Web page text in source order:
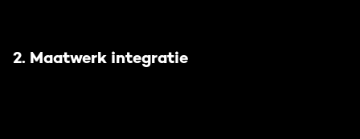
2. Maatwerk integratie